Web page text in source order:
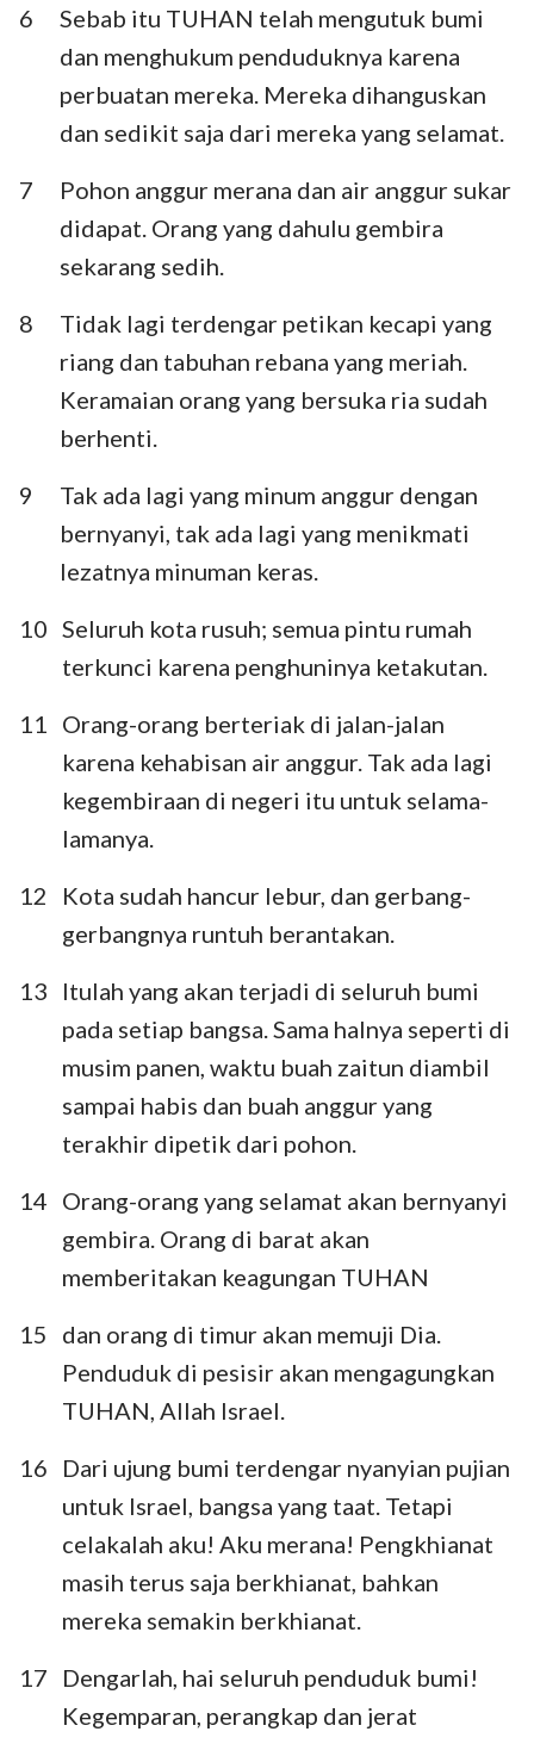
8
12
6
Sebab itu TUHAN telah mengutuk bumi
dan menghukum penduduknya karena
perbuatan mereka. Mereka dihanguskan
dan sedikit saja dari mereka yang selamat.
7
Pohon anggur merana dan air anggur sukar
didapat. Orang yang dahulu gembira
sekarang sedih.
8
Tidak lagi terdengar petikan kecapi yang
riang dan tabuhan rebana yang meriah.
Keramaian orang yang bersuka ria sudah
berhenti.
9
Tak ada lagi yang minum anggur dengan
bernyanyi, tak ada lagi yang menikmati
lezatnya minuman keras.
10 Seluruh kota rusuh; semua pintu rumah
terkunci karena penghuninya ketakutan.
11
Orang-orang berteriak di jalan-jalan
karena kehabisan air anggur. Tak ada lagi
kegembiraan di negeri itu untuk selama-
lamanya.
12
Kota sudah hancur lebur, dan gerbang-
gerbangnya runtuh berantakan.
13
Itulah yang akan terjadi di seluruh bumi
pada setiap bangsa. Sama halnya seperti di
musim panen, waktu buah zaitun diambil
sampai habis dan buah anggur yang
terakhir dipetik dari pohon.
14 Orang-orang yang selamat akan bernyanyi
gembira. Orang di barat akan
memberitakan keagungan TUHAN
15
dan orang di timur akan memuji Dia.
Penduduk di pesisir akan mengagungkan
TUHAN, Allah Israel.
16
Dari ujung bumi terdengar nyanyian pujian
untuk Israel, bangsa yang taat. Tetapi
celakalah aku! Aku merana! Pengkhianat
masih terus saja berkhianat, bahkan
mereka semakin berkhianat.
17
Dengarlah, hai seluruh penduduk bumi!
Kegemparan, perangkap dan jerat